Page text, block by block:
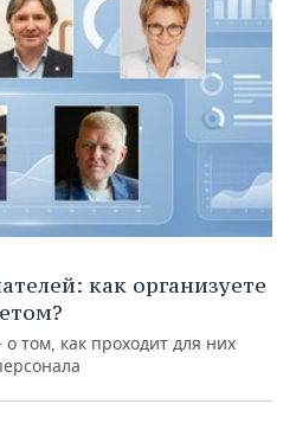
как организуете
том, как проходит для них